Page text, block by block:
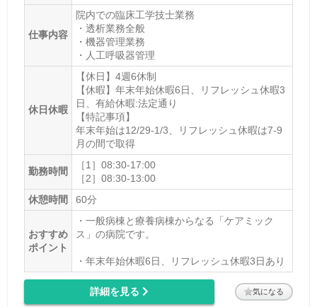
病床数
青森県十和田市東三番町10-70[地図]
十和田市
最寄り駅2
ひがし野団地
最寄り駅3
工業高校前
仕事内容
院内での臨床工学技士業務
・透析業務全般
・機器管理業務
・人工呼吸器管理
休日休暇
【休日】4週6休制
【休暇】年末年始休暇6日、リフレッシュ休暇3
日、有給休暇:法定通り
【特記事項】
年末年始は12/29-1/3、リフレッシュ休暇は7-9
月の間で取得
勤務時間
［1］08:30-17:00
［2］08:30-13:00
休憩時間
60分
おすすめ
ポイント
・一般病棟と療養病棟からなる「ケアミック
ス」の病院です。
・年末年始休暇6日、リフレッシュ休暇3日あり
詳細を見る 気になる